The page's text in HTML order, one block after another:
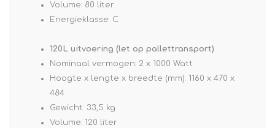
Volume: 80 liter
Energieklasse: C
120L uitvoering (let op pallettransport)
Nominaal vermogen: 2 x 1000 Watt
Hoogte x lengte x breedte (mm): 1160 x 470 x
484
Gewicht: 33,5 kg
Volume: 120 liter